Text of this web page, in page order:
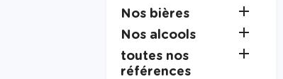
Nos bières 
Nos alcools 
toutes nos
références
